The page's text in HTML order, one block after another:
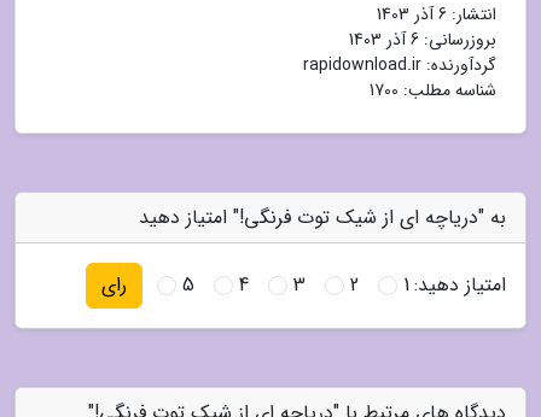
انتشار: 6 آذر 1403
بروزرسانی: 6 آذر 1403
گردآورنده: rapidownload.ir
شناسه مطلب: 1700
به "دریاچه ای از شیک توت فرنگی!" امتیاز دهید
امتیاز دهید:1
2
3
4
5 رای